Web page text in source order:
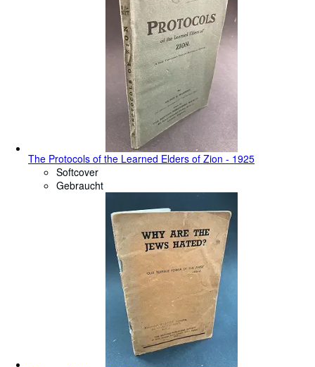
The Protocols of the Learned Elders of Zion - 1925
Softcover
Gebraucht